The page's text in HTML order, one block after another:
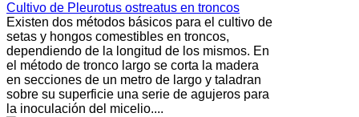
Cultivo de Pleurotus ostreatus en troncos
Existen dos métodos básicos para el cultivo de
setas y hongos comestibles en troncos,
dependiendo de la longitud de los mismos. En
el método de tronco largo se corta la madera
en secciones de un metro de largo y taladran
sobre su superficie una serie de agujeros para
la inoculación del micelio....